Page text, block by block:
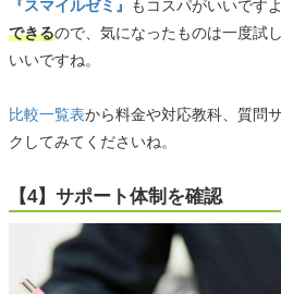
『スマイルゼミ』
もコスパがいいですよ
できるので、気になったものは一度試
いいですね。
比較一覧表から料金や対応教科、質問
クしてみてくださいね。
【4】サポート体制を確認